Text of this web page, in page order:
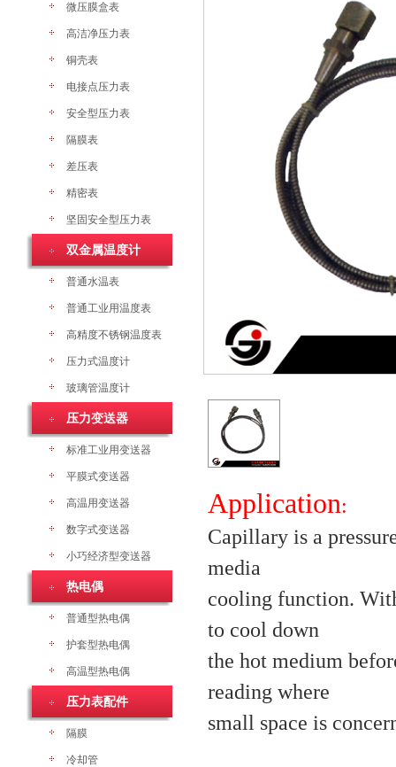
微压膜盒表
高洁净压力表
铜壳表
电接点压力表
安全型压力表
隔膜表
差压表
精密表
坚固安全型压力表
双金属温度计
普通水温表
普通工业用温度表
高精度不锈钢温度表
压力式温度计
玻璃管温度计
压力变送器
标准工业用变送器
平膜式变送器
高温用变送器
数字式变送器
小巧经济型变送器
热电偶
普通型热电偶
护套型热电偶
高温型热电偶
压力表配件
隔膜
冷却管
Application:
Capillary is a
media
cooling function.
to cool down
the hot medium
reading where
small space is